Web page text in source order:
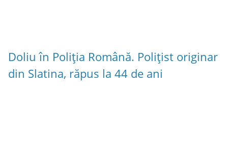
Doliu în Poliția Română. Polițist originar
din Slatina, răpus la 44 de ani